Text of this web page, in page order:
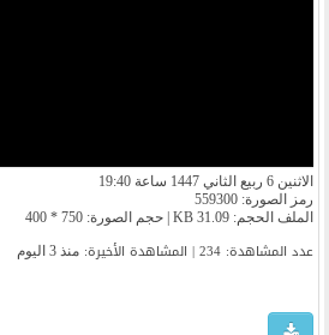
الاثنين 6 ربيع الثاني 1447 ساعة 19:40
رمز الصورة: 559300
الملف الحجم: 31.09 KB | حجم الصورة: 750 * 400
عدد المشاهدة: 234 | المشاهدة الأخیرة: منذ 3 اليوم